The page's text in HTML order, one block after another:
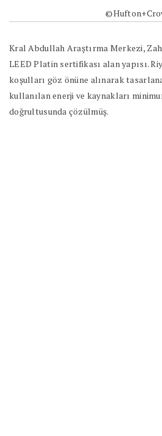
Kral Abdullah Araştırma Merkezi,
LEED Platin sertifikası alan yapısı.
koşulları göz önüne alınarak
kullanılan enerji ve kaynakları
doğrultusunda çözülmüş.